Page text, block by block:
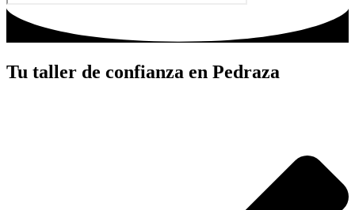
Tu taller de confianza en Pedraza